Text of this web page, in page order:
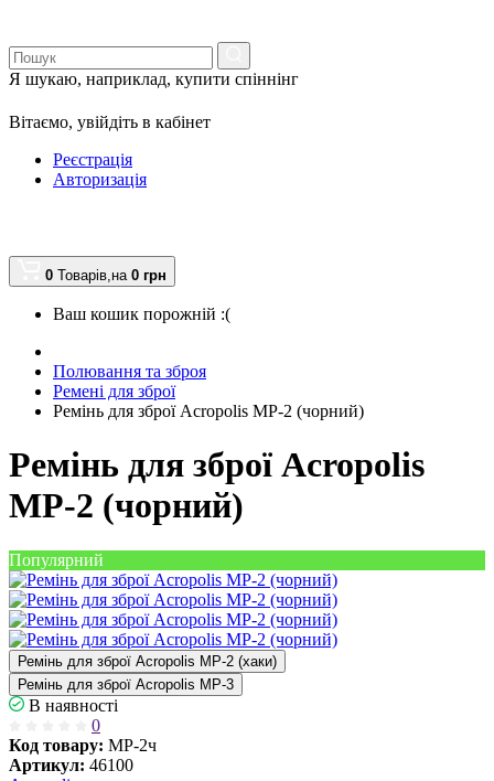
Я шукаю, наприклад, купити спіннінг
Вітаємо, увійдіть в кабінет
Реєстрація
Авторизація
0 Товарів,на 0 грн
Ваш кошик порожній :(
Полювання та зброя
Ремені для зброї
Ремінь для зброї Acropolis МР-2 (чорний)
Ремінь для зброї Acropolis
МР-2 (чорний)
Популярний
Ремінь для зброї Acropolis МР-2 (хаки)
Ремінь для зброї Acropolis МР-3
В наявності
0
Код товару: МР-2ч
Артикул: 46100